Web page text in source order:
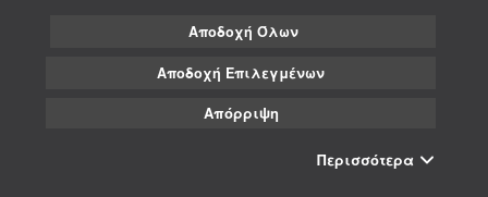
Αποδοχή Όλων
Αποδοχή Επιλεγμένων
Απόρριψη
Περισσότερα